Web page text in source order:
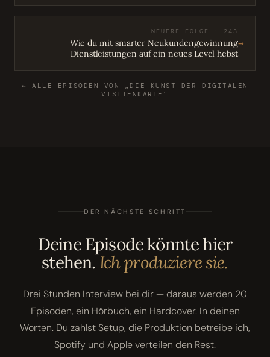
NEUERE FOLGE · 243
Wie du mit smarter Neukundengewinnung
Dienstleistungen auf ein neues Level hebst
→
← ALLE EPISODEN VON „DIE KUNST DER DIGITALEN
VISITENKARTE"
DER NÄCHSTE SCHRITT
Deine Episode könnte hier
stehen.Ich produziere sie.
Drei Stunden Interview bei dir — daraus werden 20
Episoden, ein Hörbuch, ein Hardcover. In deinen
Worten. Du zahlst Setup, die Produktion betreibe ich,
Spotify und Apple verteilen den Rest.